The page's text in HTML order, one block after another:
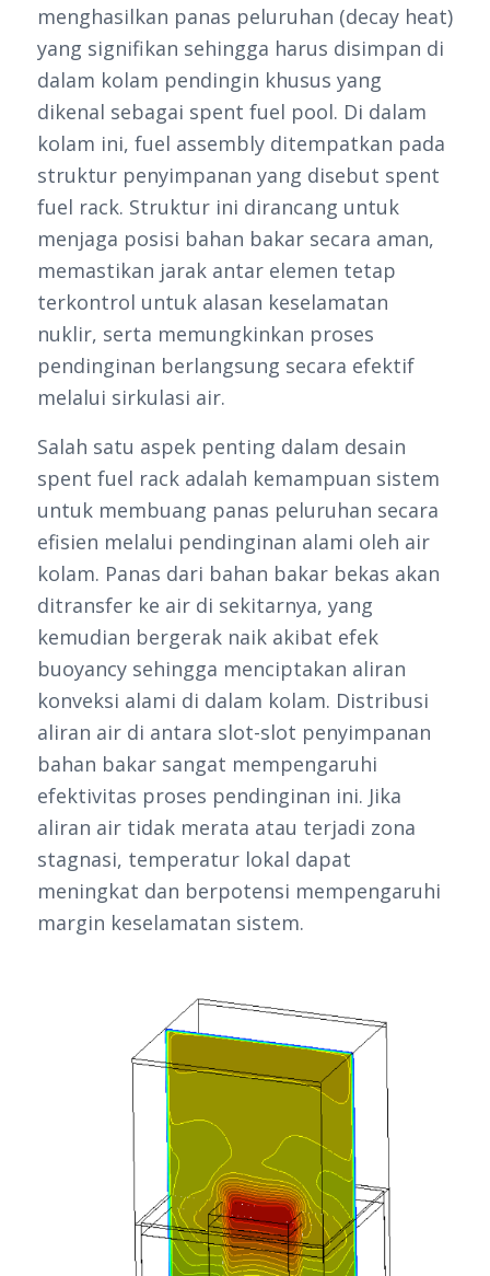
menghasilkan panas peluruhan (decay heat)
yang signifikan sehingga harus disimpan di
dalam kolam pendingin khusus yang
dikenal sebagai spent fuel pool. Di dalam
kolam ini, fuel assembly ditempatkan pada
struktur penyimpanan yang disebut spent
fuel rack. Struktur ini dirancang untuk
menjaga posisi bahan bakar secara aman,
memastikan jarak antar elemen tetap
terkontrol untuk alasan keselamatan
nuklir, serta memungkinkan proses
pendinginan berlangsung secara efektif
melalui sirkulasi air.
Salah satu aspek penting dalam desain
spent fuel rack adalah kemampuan sistem
untuk membuang panas peluruhan secara
efisien melalui pendinginan alami oleh air
kolam. Panas dari bahan bakar bekas akan
ditransfer ke air di sekitarnya, yang
kemudian bergerak naik akibat efek
buoyancy sehingga menciptakan aliran
konveksi alami di dalam kolam. Distribusi
aliran air di antara slot-slot penyimpanan
bahan bakar sangat mempengaruhi
efektivitas proses pendinginan ini. Jika
aliran air tidak merata atau terjadi zona
stagnasi, temperatur lokal dapat
meningkat dan berpotensi mempengaruhi
margin keselamatan sistem.